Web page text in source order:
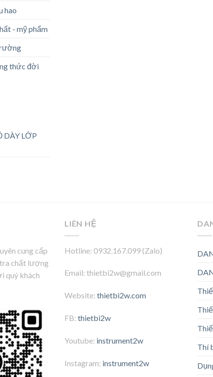
hao
- mỹ phẩm
thức đời
DÀY LỚP
cung cấp
chất lượng
quý khách
LIÊN HỆ
Hotline: 0932.167.099 (Zalo)
Email: thietbi2w@gmail.com
Website: thietbi2w.com
FB: thietbi2w
Youtube: instrument2w
Instagram: instrument2w
Thí